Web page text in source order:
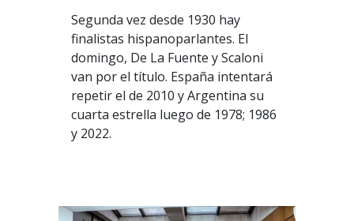
Segunda vez desde 1930 hay
finalistas hispanoparlantes. El
domingo, De La Fuente y Scaloni
van por el título. España intentará
repetir el de 2010 y Argentina su
cuarta estrella luego de 1978; 1986
y 2022.